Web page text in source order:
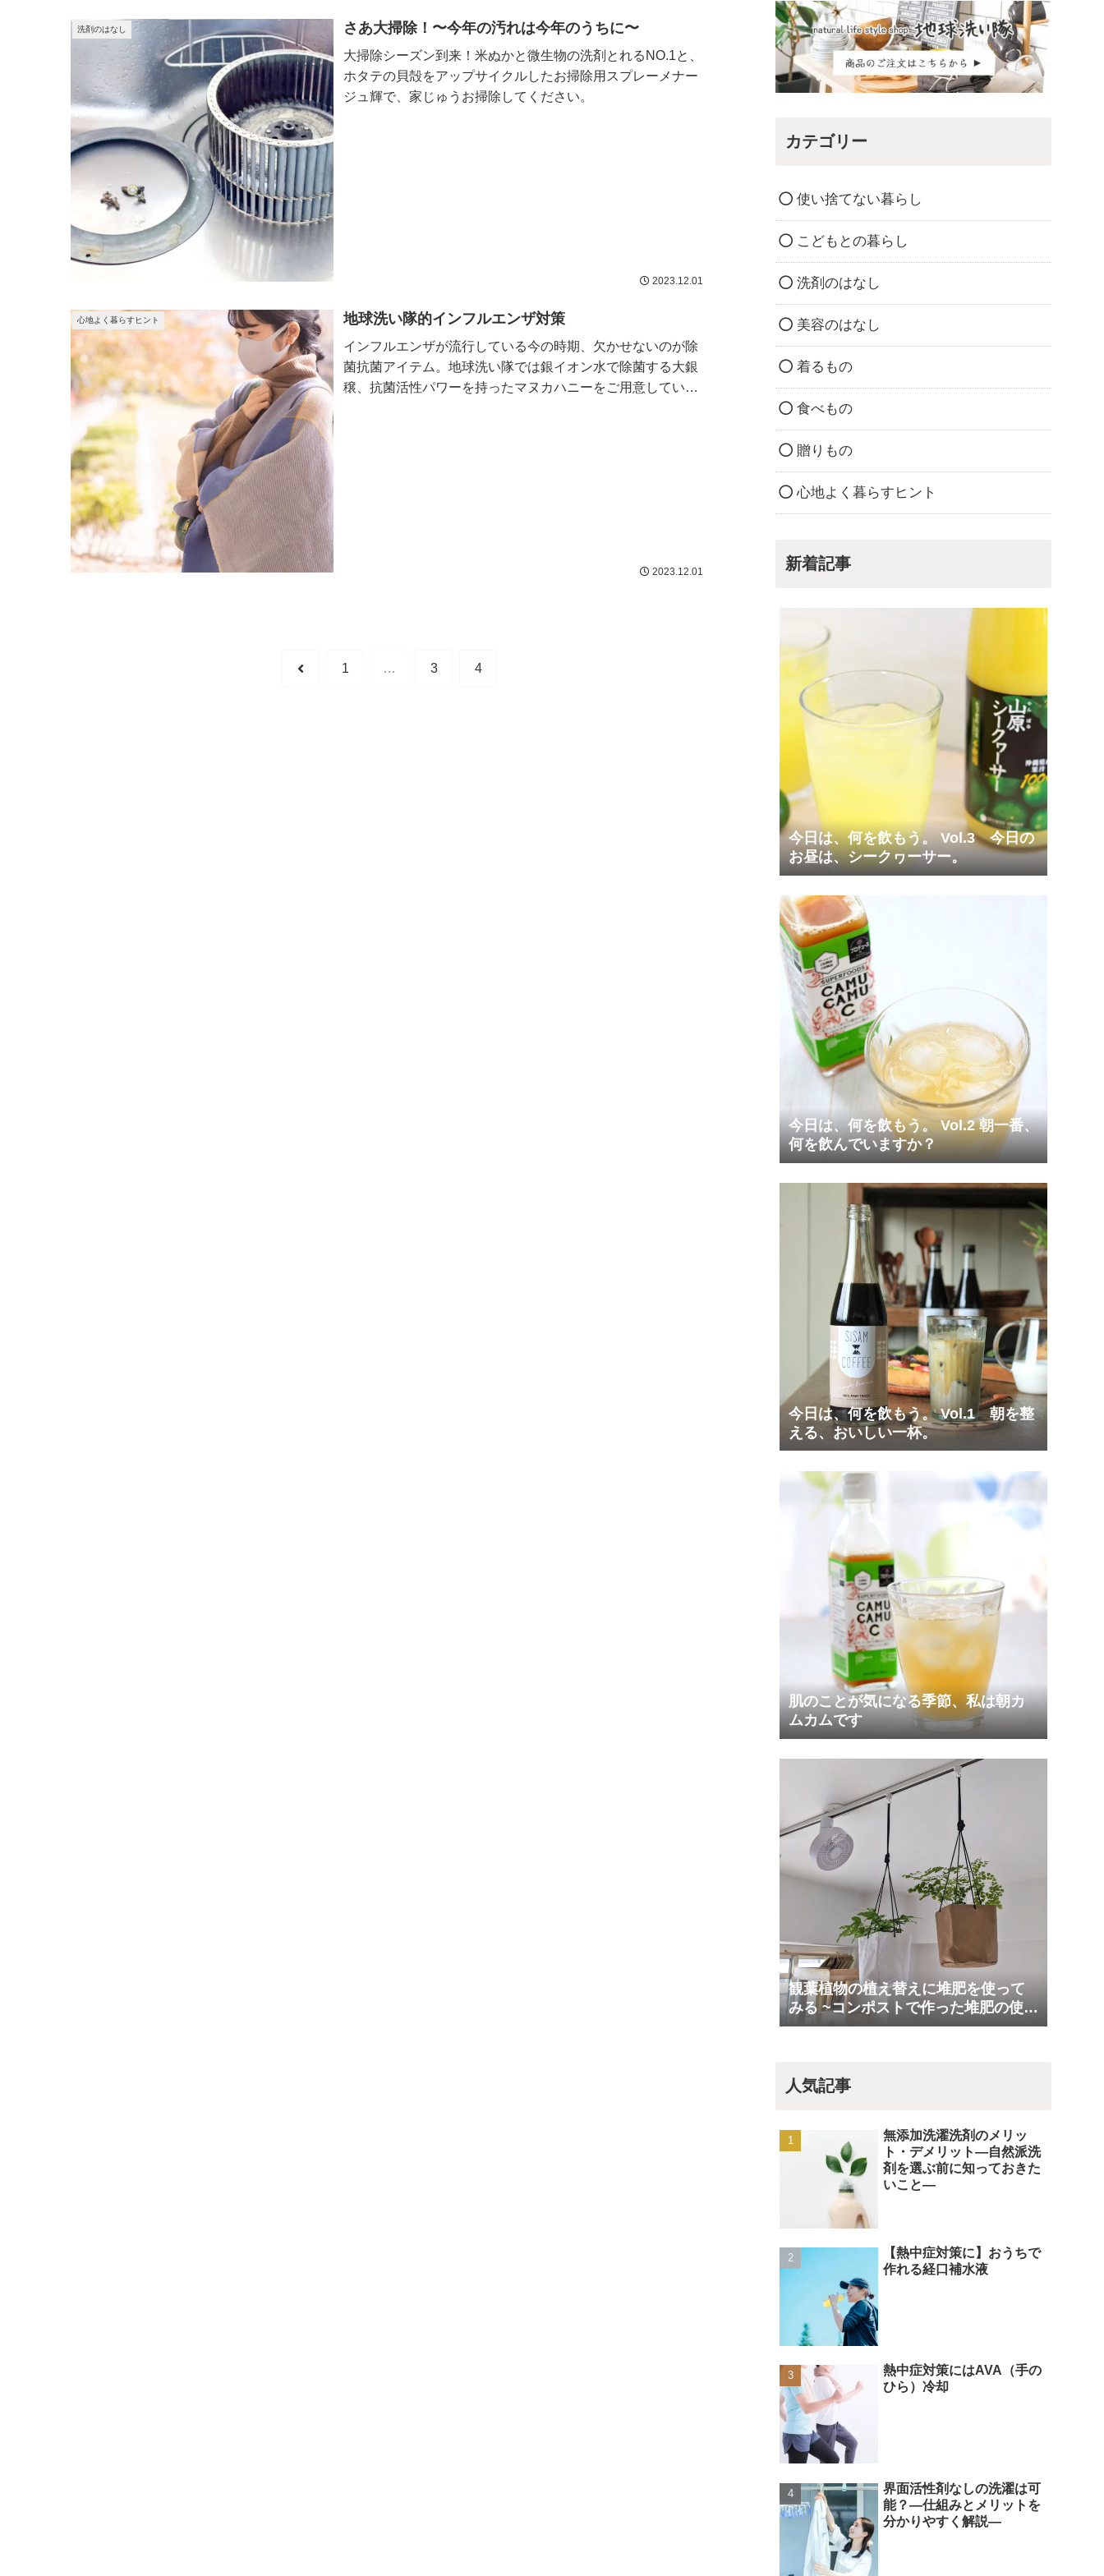
洗剤のはなし さあ大掃除！〜今年の汚れは今年のうちに〜
大掃除シーズン到来！米ぬかと微生物の洗剤とれるNO.1と、
ホタテの貝殻をアップサイクルしたお掃除用スプレーメナー
ジュ輝で、家じゅうお掃除してください。
2023.12.01
心地よく暮らすヒント 地球洗い隊的インフルエンザ対策
インフルエンザが流行している今の時期、欠かせないのが除
菌抗菌アイテム。地球洗い隊では銀イオン水で除菌する大銀
穣、抗菌活性パワーを持ったマヌカハニーをご用意していま
2023.12.01
前 1 … 3 4
カテゴリー
使い捨てない暮らし
こどもとの暮らし
洗剤のはなし
美容のはなし
着るもの
食べもの
贈りもの
心地よく暮らすヒント
新着記事
今日は、何を飲もう。 Vol.3 今日の
お昼は、シークヮーサー。
今日は、何を飲もう。 Vol.2 朝一番、
何を飲んでいますか？
今日は、何を飲もう。 Vol.1 朝を整
える、おいしい一杯。
肌のことが気になる季節、私は朝カ
ムカムです
観葉植物の植え替えに堆肥を使って
みる ~コンポストで作った堆肥の使い
道 Part5~
人気記事
無添加洗濯洗剤のメリッ
ト・デメリット―自然派洗
剤を選ぶ前に知っておきた
いこと―
【熱中症対策に】おうちで
作れる経口補水液
熱中症対策にはAVA（手の
ひら）冷却
界面活性剤なしの洗濯は可
能？―仕組みとメリットを
分かりやすく解説―